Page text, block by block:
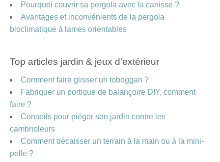
Pourquoi couvrir sa pergola avec la canisse ?
Avantages et inconvénients de la pergola
bioclimatique à lames orientables
Top articles jardin & jeux d’extérieur
Comment faire glisser un toboggan ?
Fabriquer un portique de balançoire DIY, comment
faire ?
Conseils pour piéger son jardin contre les
cambrioleurs
Comment décaisser un terrain à la main ou à la mini-
pelle ?